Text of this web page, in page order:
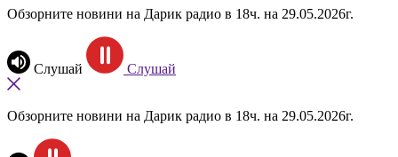
Обзорните новини на Дарик радио в 18ч. на 29.05.2026г.
Слушай Слушай
Обзорните новини на Дарик радио в 18ч. на 29.05.2026г.